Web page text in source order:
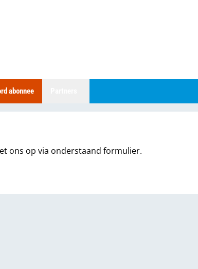
abonnee
ons op via onderstaand formulier.